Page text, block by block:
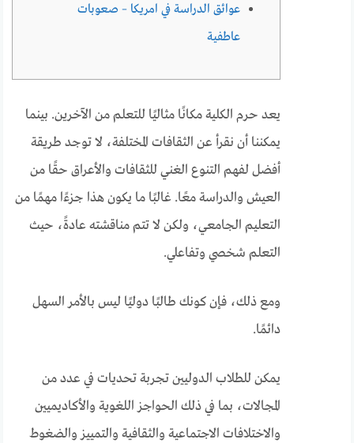
عوائق الدراسة في امريكا – صعوبات
عاطفية
يعد حرم الكلية مكانًا مثاليًا للتعلم من الآخرين. بينما
يمكننا أن نقرأ عن الثقافات المختلفة، لا توجد طريقة
أفضل لفهم التنوع الغني للثقافات والأعراق حقًا من
العيش والدراسة معًا. غالبًا ما يكون هذا جزءًا مهمًا من
التعليم الجامعي، ولكن لا تتم مناقشته عادةً، حيث
التعلم شخصي وتفاعلي.
ومع ذلك، فإن كونك طالبًا دوليًا ليس بالأمر السهل
دائمًا.
يمكن للطلاب الدوليين تجربة تحديات في عدد من
المجالات، بما في ذلك الحواجز اللغوية والأكاديميين
والاختلافات الاجتماعية والثقافية والتمييز والضغوط